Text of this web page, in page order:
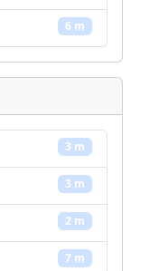
6 m
3 m
3 m
2 m
7 m